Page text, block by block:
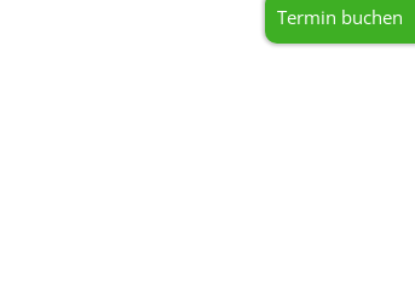
Termin buchen